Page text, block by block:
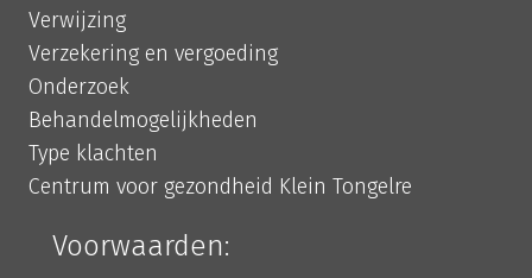
Verwijzing
Verzekering en vergoeding
Onderzoek
Behandelmogelijkheden
Type klachten
Centrum voor gezondheid Klein Tongelre
Voorwaarden: